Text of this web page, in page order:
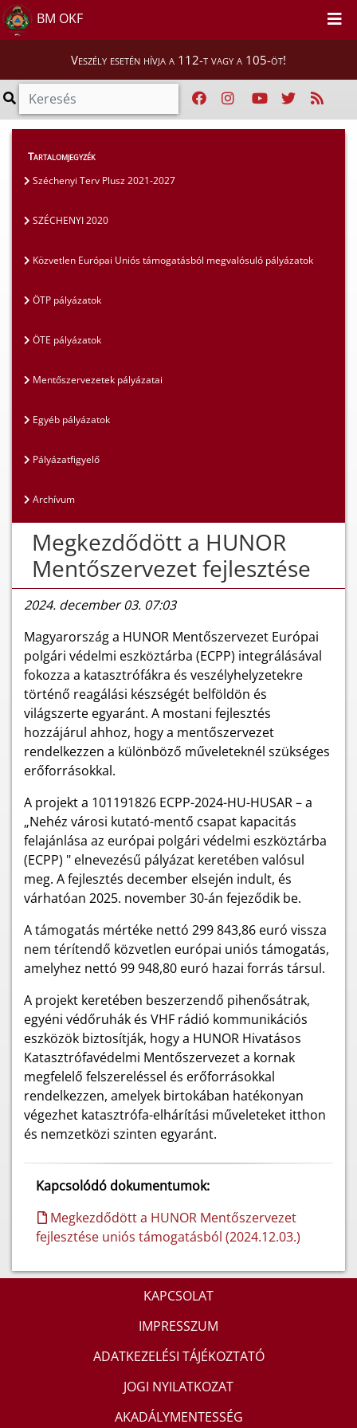
BM OKF
Veszély esetén hívja a 112-t vagy a 105-öt!
Szakmai tájékoztatók
Pályázatfigyelő
Tartalomjegyzék
Széchenyi Terv Plusz 2021-2027
SZÉCHENYI 2020
Közvetlen Európai Uniós támogatásból megvalósuló pályázatok
ÖTP pályázatok
ÖTE pályázatok
Mentőszervezetek pályázatai
Egyéb pályázatok
Pályázatfigyelő
Archívum
Megkezdődött a HUNOR
Mentőszervezet fejlesztése
2024. december 03. 07:03
Magyarország a HUNOR Mentőszervezet Európai
polgári védelmi eszköztárba (ECPP) integrálásával
fokozza a katasztrófákra és veszélyhelyzetekre
történő reagálási készségét belföldön és
világszerte egyaránt. A mostani fejlesztés
hozzájárul ahhoz, hogy a mentőszervezet
rendelkezzen a különböző műveleteknél szükséges
erőforrásokkal.
A projekt a 101191826 ECPP-2024-HU-HUSAR – a
„Nehéz városi kutató-mentő csapat kapacitás
felajánlása az európai polgári védelmi eszköztárba
(ECPP) " elnevezésű pályázat keretében valósul
meg. A fejlesztés december elsején indult, és
várhatóan 2025. november 30-án fejeződik be.
A támogatás mértéke nettó 299 843,86 euró vissza
nem térítendő közvetlen európai uniós támogatás,
amelyhez nettó 99 948,80 euró hazai forrás társul.
A projekt keretében beszerzendő pihenősátrak,
egyéni védőruhák és VHF rádió kommunikációs
eszközök biztosítják, hogy a HUNOR Hivatásos
Katasztrófavédelmi Mentőszervezet a kornak
megfelelő felszereléssel és erőforrásokkal
rendelkezzen, amelyek birtokában hatékonyan
végezhet katasztrófa-elhárítási műveleteket itthon
és nemzetközi szinten egyaránt.
Kapcsolódó dokumentumok:
Megkezdődött a HUNOR Mentőszervezet
fejlesztése uniós támogatásból (2024.12.03.)
KAPCSOLAT
IMPRESSZUM
ADATKEZELÉSI TÁJÉKOZTATÓ
JOGI NYILATKOZAT
AKADÁLYMENTESSÉG